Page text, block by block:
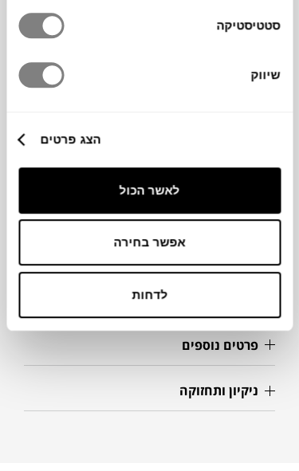
סטטיסטיקה
שיווק
הצג פרטים
לאשר הכול
אפשר בחירה
לדחות
לתצוגה של ספרים, תמונות או פריטים אהובים
תוך שמירה על סדר וסטייל.
מידע על חומרים
פרטים נוספים
ניקיון ותחזוקה